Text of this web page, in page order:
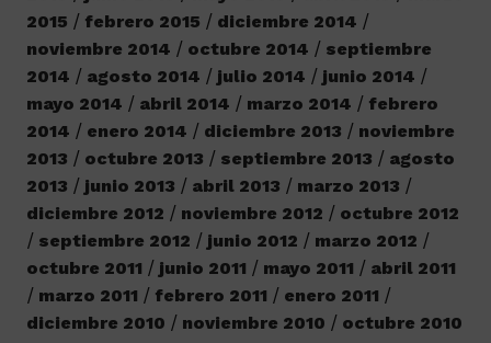
2015
febrero 2015
diciembre 2014
noviembre 2014
octubre 2014
septiembre
2014
agosto 2014 julio 2014
junio 2014
mayo 2014
abril 2014 marzo 2014
febrero
2014
enero 2014 diciembre 2013
noviembre
2013
octubre 2013 septiembre 2013
agosto
2013
junio 2013 abril 2013
marzo 2013
diciembre 2012
noviembre 2012
octubre 2012
septiembre 2012
junio 2012
marzo 2012
octubre 2011
junio 2011 mayo 2011
abril 2011
marzo 2011
febrero 2011
enero 2011
diciembre 2010
noviembre 2010 octubre 2010